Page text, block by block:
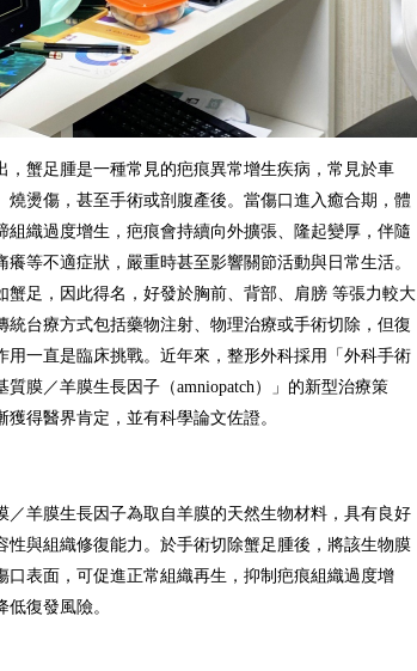
，蟹足腫是一種常見的疤痕異常增生疾病，常見於車
燒燙傷，甚至手術或剖腹產後。當傷口進入癒合期，體
組織過度增生，疤痕會持續向外擴張、隆起變厚，伴隨
癢等不適症狀，嚴重時甚至影響關節活動與日常生活。
蟹足，因此得名，好發於胸前、背部、肩膀 等張力較大
統台療方式包括藥物注射、物理治療或手術切除，但復
用一直是臨床挑戰。近年來，整形外科採用「外科手術
質膜／羊膜生長因子（amniopatch）」的新型治療策
獲得醫界肯定，並有科學論文佐證。
／羊膜生長因子為取自羊膜的天然生物材料，具有良好
性與組織修復能力。於手術切除蟹足腫後，將該生物膜
口表面，可促進正常組織再生，抑制疤痕組織過度增
低復發風險。